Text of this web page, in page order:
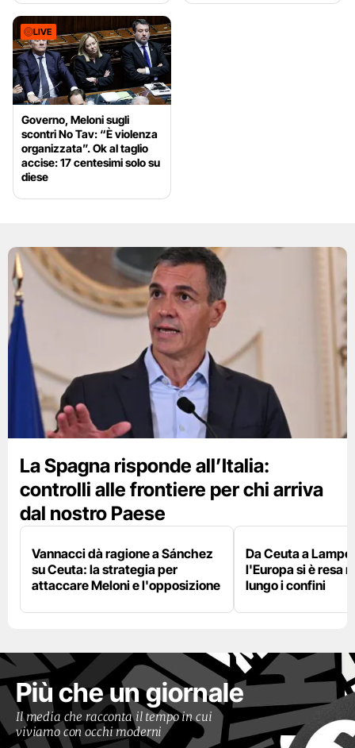
LIVE
Governo, Meloni sugli
scontri No Tav: “È violenza
organizzata”. Ok al taglio
accise: 17 centesimi solo su
diese
La Spagna risponde all’Italia:
controlli alle frontiere per chi arriva
dal nostro Paese
Vannacci dà ragione a Sánchez
su Ceuta: la strategia per
attaccare Meloni e l'opposizione
Da Ceuta a
l'Europa si è resa
lungo i confini
Più che un giornale
Il media che racconta il tempo in cui
viviamo con occhi moderni